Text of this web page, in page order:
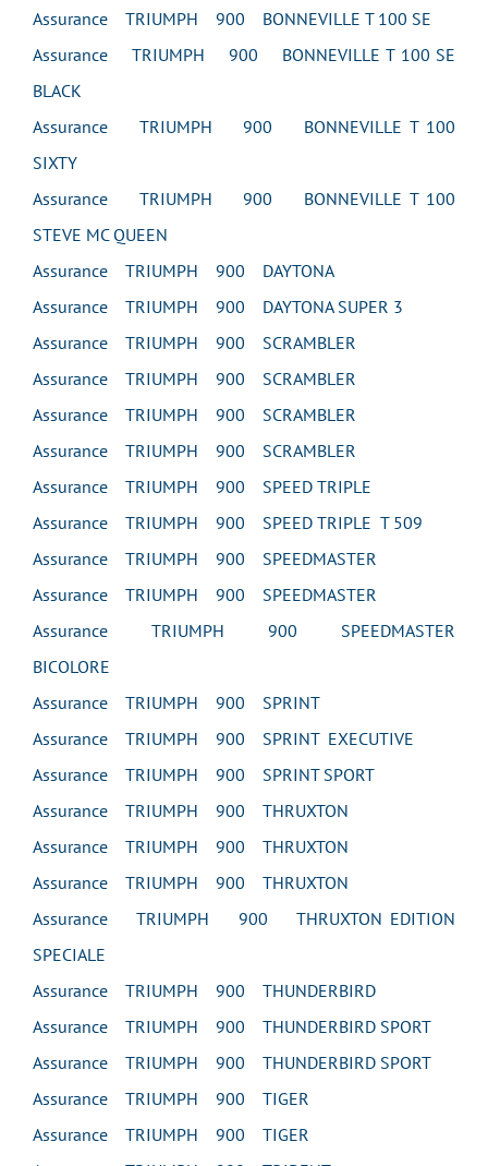
Assurance TRIUMPH 900 BONNEVILLE T 100 SE
Assurance TRIUMPH 900 BONNEVILLE T 100 SE
BLACK
Assurance TRIUMPH 900 BONNEVILLE T 100
SIXTY
Assurance TRIUMPH 900 BONNEVILLE T 100
STEVE MC QUEEN
Assurance TRIUMPH 900 DAYTONA
Assurance TRIUMPH 900 DAYTONA SUPER 3
Assurance TRIUMPH 900 SCRAMBLER
Assurance TRIUMPH 900 SCRAMBLER
Assurance TRIUMPH 900 SCRAMBLER
Assurance TRIUMPH 900 SCRAMBLER
Assurance TRIUMPH 900 SPEED TRIPLE
Assurance TRIUMPH 900 SPEED TRIPLE T 509
Assurance TRIUMPH 900 SPEEDMASTER
Assurance TRIUMPH 900 SPEEDMASTER
Assurance TRIUMPH 900 SPEEDMASTER
BICOLORE
Assurance TRIUMPH 900 SPRINT
Assurance TRIUMPH 900 SPRINT EXECUTIVE
Assurance TRIUMPH 900 SPRINT SPORT
Assurance TRIUMPH 900 THRUXTON
Assurance TRIUMPH 900 THRUXTON
Assurance TRIUMPH 900 THRUXTON
Assurance TRIUMPH 900 THRUXTON EDITION
SPECIALE
Assurance TRIUMPH 900 THUNDERBIRD
Assurance TRIUMPH 900 THUNDERBIRD SPORT
Assurance TRIUMPH 900 THUNDERBIRD SPORT
Assurance TRIUMPH 900 TIGER
Assurance TRIUMPH 900 TIGER